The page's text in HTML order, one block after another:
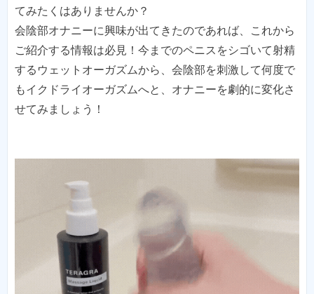
てみたくはありませんか？
会陰部オナニーに興味が出てきたのであれば、これから
ご紹介する情報は必見！今までのペニスをシゴいて射精
するウェットオーガズムから、会陰部を刺激して何度で
もイクドライオーガズムへと、オナニーを劇的に変化さ
せてみましょう！